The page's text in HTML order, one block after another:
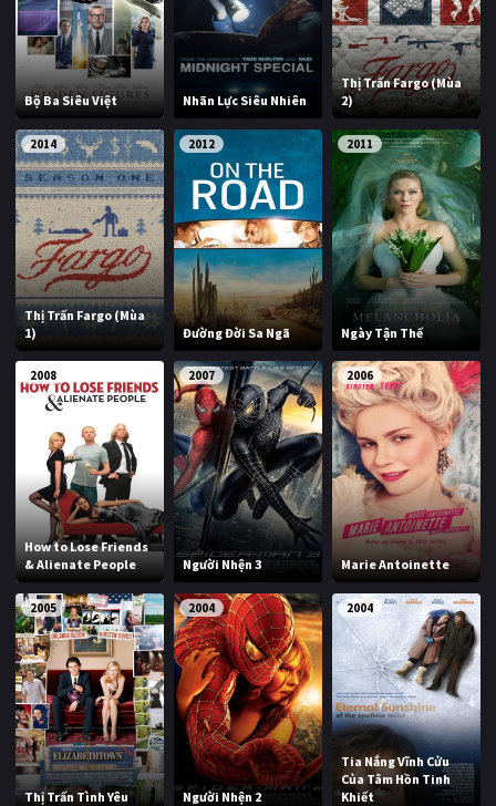
PHIM MỚI
PHIM BỘ
PHIM LẺ
PHIM CHIẾU RẠP
TUYỂN TẬP PHIM
BLOG
Bộ Ba Siêu Việt Nhãn Lực Siêu Nhiên
Thị Trấn Fargo (Mùa
2)
2014
Thị Trấn Fargo (Mùa
1)
2012
Đường Đời Sa Ngã
2011
Ngày Tận Thế
2008
How to Lose Friends
& Alienate People
2007
Người Nhện 3
2006
Marie Antoinette
2005
Thị Trấn Tình Yêu
2004
Người Nhện 2
2004
Tia Nắng Vĩnh Cửu
Của Tâm Hồn Tinh
Khiết